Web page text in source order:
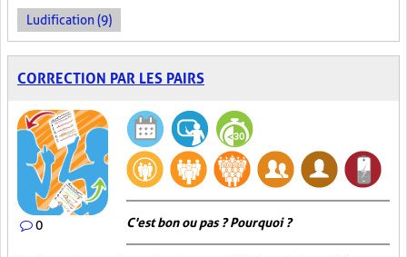
Ludification (9)
CORRECTION PAR LES PAIRS
0 C'est bon ou pas ? Pourquoi ?